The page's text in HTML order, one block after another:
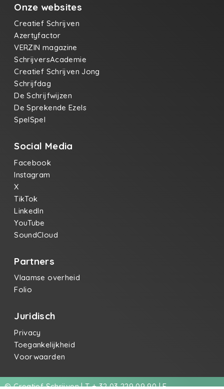
Onze websites
Creatief Schrijven
Azertyfactor
VERZIN magazine
SchrijversAcademie
Creatief Schrijven Jong
Schrijfdag
De Schrijfwijzen
De Sprekende Ezels
SpelSpel
Social Media
Facebook
Instagram
X
TikTok
LinkedIn
YouTube
SoundCloud
Partners
Vlaamse overheid
Folio
Juridisch
Privacy
Toegankelijkheid
Voorwaarden
© Creatief Schrijven | T + 32 03 229 09 90 | E